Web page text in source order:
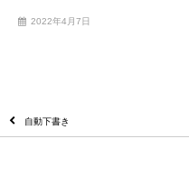
2022年4月7日
自動下書き